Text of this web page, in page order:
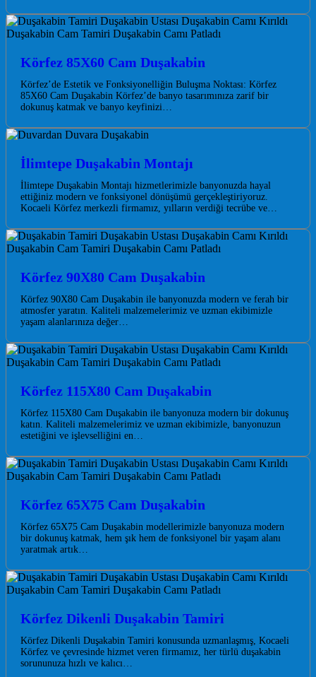
Körfez 85X60 Cam Duşakabin
Körfez’de Estetik ve Fonksiyonelliğin Buluşma Noktası: Körfez
85X60 Cam Duşakabin Körfez’de banyo tasarımınıza zarif bir
dokunuş katmak ve banyo keyfinizi…
İlimtepe Duşakabin Montajı
İlimtepe Duşakabin Montajı hizmetlerimizle banyonuzda hayal
ettiğiniz modern ve fonksiyonel dönüşümü gerçekleştiriyoruz.
Kocaeli Körfez merkezli firmamız, yılların verdiği tecrübe ve…
Körfez 90X80 Cam Duşakabin
Körfez 90X80 Cam Duşakabin ile banyonuzda modern ve ferah bir
atmosfer yaratın. Kaliteli malzemelerimiz ve uzman ekibimizle
yaşam alanlarınıza değer…
Körfez 115X80 Cam Duşakabin
Körfez 115X80 Cam Duşakabin ile banyonuza modern bir dokunuş
katın. Kaliteli malzemelerimiz ve uzman ekibimizle, banyonuzun
estetiğini ve işlevselliğini en…
Körfez 65X75 Cam Duşakabin
Körfez 65X75 Cam Duşakabin modellerimizle banyonuza modern
bir dokunuş katmak, hem şık hem de fonksiyonel bir yaşam alanı
yaratmak artık…
Körfez Dikenli Duşakabin Tamiri
Körfez Dikenli Duşakabin Tamiri konusunda uzmanlaşmış, Kocaeli
Körfez ve çevresinde hizmet veren firmamız, her türlü duşakabin
sorununuza hızlı ve kalıcı…